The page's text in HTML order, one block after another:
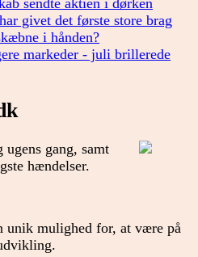
givet det første store brag
i hånden?
markeder - juli brillerede
ugens gang, samt
hændelser.
unik mulighed for, at være på